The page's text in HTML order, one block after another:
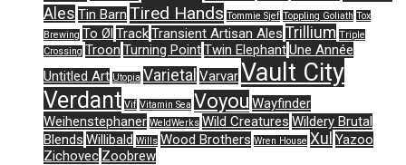
Ales Tin Barn Tired Hands Tommie Sjef Toppling Goliath Tox
Brewing To Øl TrackTransient Artisan Ales Trillium Triple
Crossing Troon Turning PointTwin ElephantUne Année
Untitled Art Utopia Varietal VarvarVault City
Verdant Vif Vitamin Sea Voyou Wayfinder
Weihenstephaner WeldWerks Wild Creatures Wildery Brutal
Blends Willibald Wills Wood Brothers Wren House Xul Yazoo
Zichovec Zoobrew